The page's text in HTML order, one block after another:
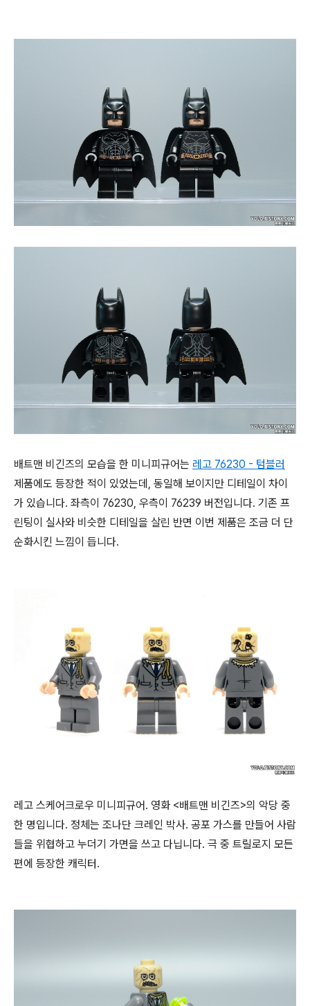
배트맨 비긴즈의 모습을 한 미니피규어는 레고 76230 - 텀블러
제품에도 등장한 적이 있었는데, 동일해 보이지만 디테일이 차이
가 있습니다. 좌측이 76230, 우측이 76239 버전입니다. 기존 프
린팅이 실사와 비슷한 디테일을 살린 반면 이번 제품은 조금 더 단
순화시킨 느낌이 듭니다.
레고 스케어크로우 미니피규어. 영화 <배트맨 비긴즈>의 악당 중
한 명입니다. 정체는 조나단 크레인 박사. 공포 가스를 만들어 사람
들을 위협하고 누더기 가면을 쓰고 다닙니다. 극 중 트릴로지 모든
편에 등장한 캐릭터.